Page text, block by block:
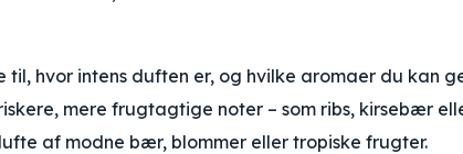
hvor intens duften er, og hvilke aromaer du kan
mere frugtagtige noter – som ribs, kirsebær
af modne bær, blommer eller tropiske frugter.